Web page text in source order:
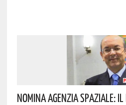
Nomina Agenzia Spaziale: